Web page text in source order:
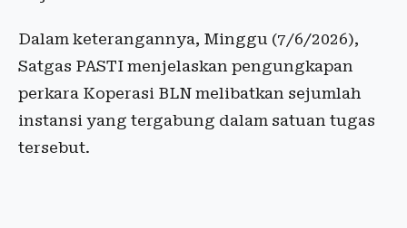
Dalam keterangannya, Minggu (7/6/2026),
Satgas PASTI menjelaskan pengungkapan
perkara Koperasi BLN melibatkan sejumlah
instansi yang tergabung dalam satuan tugas
tersebut.